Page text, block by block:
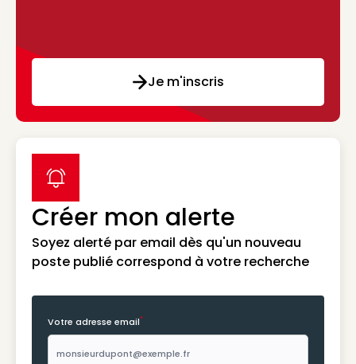
Je m'inscris
Créer mon alerte
Soyez alerté par email dès qu'un nouveau
poste publié correspond à votre recherche
label icon
Votre adresse email*